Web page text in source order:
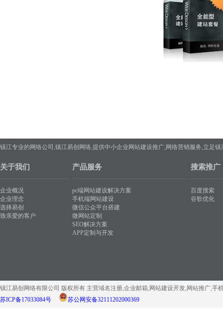
镇江专业的网络公司,镇江易创网络,提供中小企业网站建设推广,网络营销服务,立足
关于我们
企业概况
企业理念
选择易创
致亲爱的客户
产品服务
pc端网站建设解决方案
手机端网站建设
微信公众平台搭建
微网站定制
SEO解决方案
APP定制与开发
搜索推广
百度搜索
谷歌优化
镇江易创网络有限公司 版权所有 主营域名注册,企业邮箱,网站建设开发,网站推广,手
苏ICP备17033084号
苏公网安备32111202000369